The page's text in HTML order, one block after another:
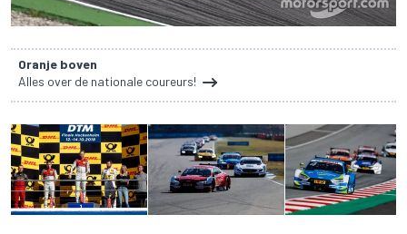
Oranje boven
Alles over de nationale coureurs!